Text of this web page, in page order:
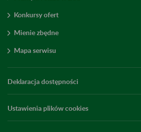
Konkursy ofert
Mienie zbędne
Mapa serwisu
Deklaracja dostępności
Ustawienia plików cookies